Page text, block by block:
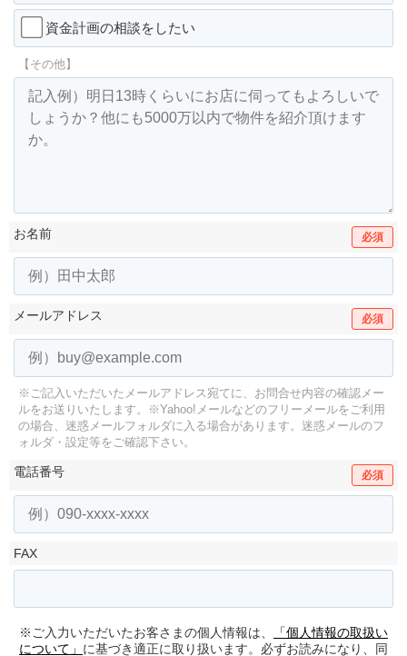
資金計画の相談をしたい
【その他】
お名前 必須
メールアドレス 必須
※ご記入いただいたメールアドレス宛てに、お問合せ内容の確認メー
ルをお送りいたします。
※Yahoo!メールなどのフリーメールをご利用
の場合、迷惑メールフォルダに入る場合があります。 迷惑メールのフ
ォルダ・設定等をご確認下さい。
電話番号 必須
FAX
※ご入力いただいたお客さまの個人情報は、
「個人情報の取扱い
について」 に基づき適正に取り扱います。必ずお読みになり、同